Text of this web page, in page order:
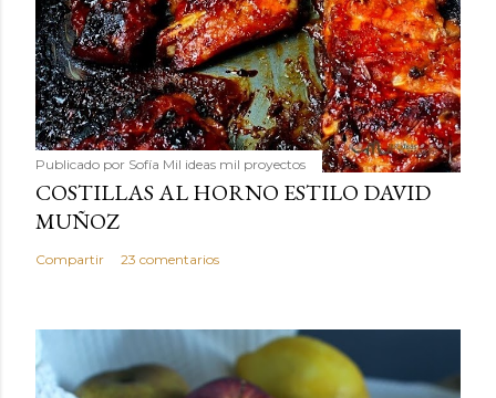
Publicado por Sofía Mil ideas mil proyectos
COSTILLAS AL HORNO ESTILO DAVID
MUÑOZ
Compartir 23 comentarios